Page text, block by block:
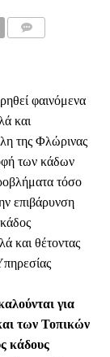
φαινόμενα
και
της Φλώρινας
των κάδων
τόσο
επιβάρυνση
και θέτοντας
για
των Τοπικών
κάδους